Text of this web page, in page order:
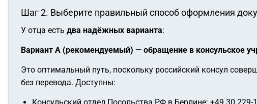
Шаг 2. Выберите правильный способ оформления
У отца есть два надёжных варианта:
Вариант А (рекомендуемый) — обращение в консульское
Это оптимальный путь, поскольку российский консул
без перевода. Доступны: